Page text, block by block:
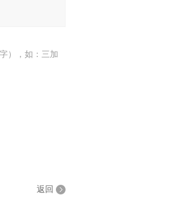
），如：三加
返回